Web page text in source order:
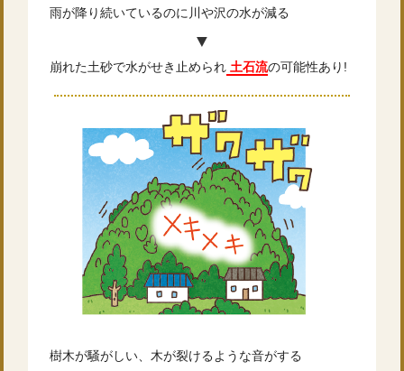
雨が降り続いているのに川や沢の水が減る
▼
崩れた土砂で水がせき止められ土石流の可能性あり!
樹木が騒がしい、木が裂けるような音がする